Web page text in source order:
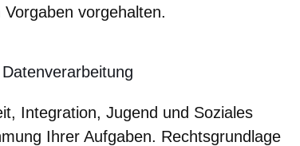
vorgehalten.
Integration, Jugend und Soziales
Ihrer Aufgaben. Rechtsgrundlage